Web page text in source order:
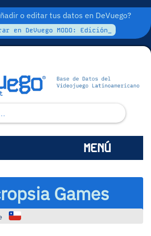
o editar tus datos en DeVuego?
en DeVuego MODO: Edición_
MENÚ
Games